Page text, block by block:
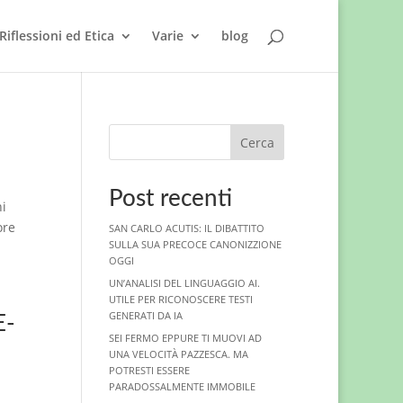
Riflessioni ed Etica Varie blog
Cerca
Post recenti
SAN CARLO ACUTIS: IL DIBATTITO
SULLA SUA PRECOCE CANONIZZIONE
OGGI
UN’ANALISI DEL LINGUAGGIO AI.
UTILE PER RICONOSCERE TESTI
GENERATI DA IA
SEI FERMO EPPURE TI MUOVI AD
UNA VELOCITÀ PAZZESCA. MA
POTRESTI ESSERE
PARADOSSALMENTE IMMOBILE